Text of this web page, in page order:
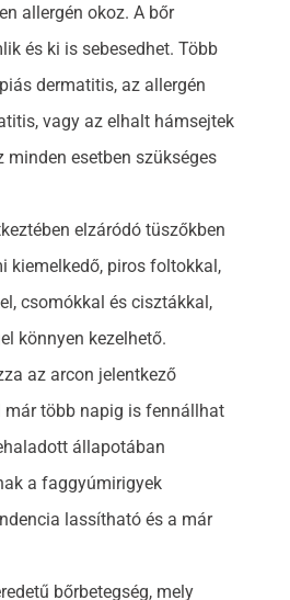
allergén okoz. A bőr
és ki is sebesedhet. Több
dermatitis, az allergén
vagy az elhalt hámsejtek
minden esetben szükséges
elzáródó tüszőkben
kiemelkedő, piros foltokkal,
csomókkal és cisztákkal,
könnyen kezelhető.
az arcon jelentkező
több napig is fennállhat
állapotában
a faggyúmirigyek
lassítható és a már
bőrbetegség, mely